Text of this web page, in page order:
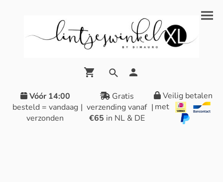
Vóór 14:00
besteld = vandaag
verzonden
|
Gratis
verzending vanaf
€65 in NL & DE
|
Veilig betalen
met